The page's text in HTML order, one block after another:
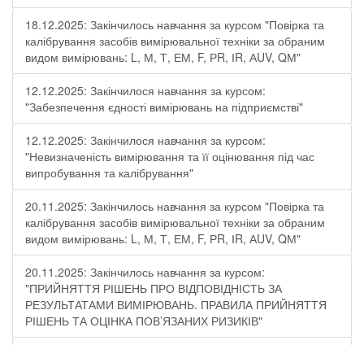
18.12.2025: Закінчилось навчання за курсом "Повірка та
калібрування засобів вимірювальної техніки за обраним
видом вимірювань: L, М, Т, ЕМ, F, РR, ІR, АUV, QМ"
12.12.2025: Закінчилося навчання за курсом:
"Забезпечення єдності вимірювань на підприємстві"
12.12.2025: Закінчилося навчання за курсом:
"Невизначеність вимірювання та її оцінювання під час
випробування та калібрування"
20.11.2025: Закінчилось навчання за курсом "Повірка та
калібрування засобів вимірювальної техніки за обраним
видом вимірювань: L, М, Т, ЕМ, F, РR, ІR, АUV, QМ"
20.11.2025: Закінчилось навчання за курсом:
"ПРИЙНЯТТЯ РІШЕНЬ ПРО ВІДПОВІДНІСТЬ ЗА
РЕЗУЛЬТАТАМИ ВИМІРЮВАНЬ. ПРАВИЛА ПРИЙНЯТТЯ
РІШЕНЬ ТА ОЦІНКА ПОВ’ЯЗАНИХ РИЗИКІВ"